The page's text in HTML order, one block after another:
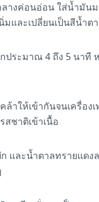
งค่อนอ่อน ใส่น้ำมัน
และเปลี่ยนเป็นสีน้ำต
ระมาณ 4 ถึง 5 นาที
าให้เข้ากันจนเครื่อง
ชาติเข้าเนื้อ
และน้ำตาลทรายแด